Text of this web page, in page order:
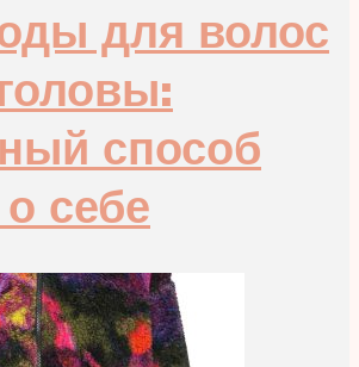
для волос
способ
себе